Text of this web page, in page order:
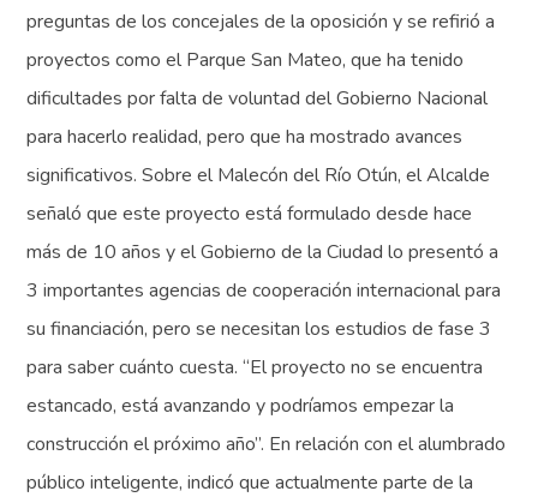
preguntas de los concejales de la oposición y se refirió a
proyectos como el Parque San Mateo, que ha tenido
dificultades por falta de voluntad del Gobierno Nacional
para hacerlo realidad, pero que ha mostrado avances
significativos. Sobre el Malecón del Río Otún, el Alcalde
señaló que este proyecto está formulado desde hace
más de 10 años y el Gobierno de la Ciudad lo presentó a
3 importantes agencias de cooperación internacional para
su financiación, pero se necesitan los estudios de fase 3
para saber cuánto cuesta. “El proyecto no se encuentra
estancado, está avanzando y podríamos empezar la
construcción el próximo año”. En relación con el alumbrado
público inteligente, indicó que actualmente parte de la